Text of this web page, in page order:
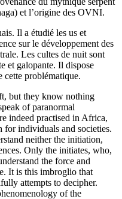
et l’origine des OVNI.
Il a étudié les us et
sur le développement des
Les cultes de nuit sont
et galopante. Il dispose
cette problématique.
but they know nothing
of paranormal
indeed practised in Africa,
for individuals and societies.
neither the initiation,
Only the initiates, who,
the force and
It is this imbroglio that
attempts to decipher.
of the